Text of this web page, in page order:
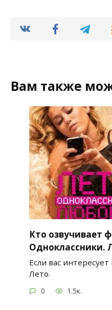
Вам также
Кто озвучивает
Одноклассники.
Если вас
Лето.
0 1.5к.